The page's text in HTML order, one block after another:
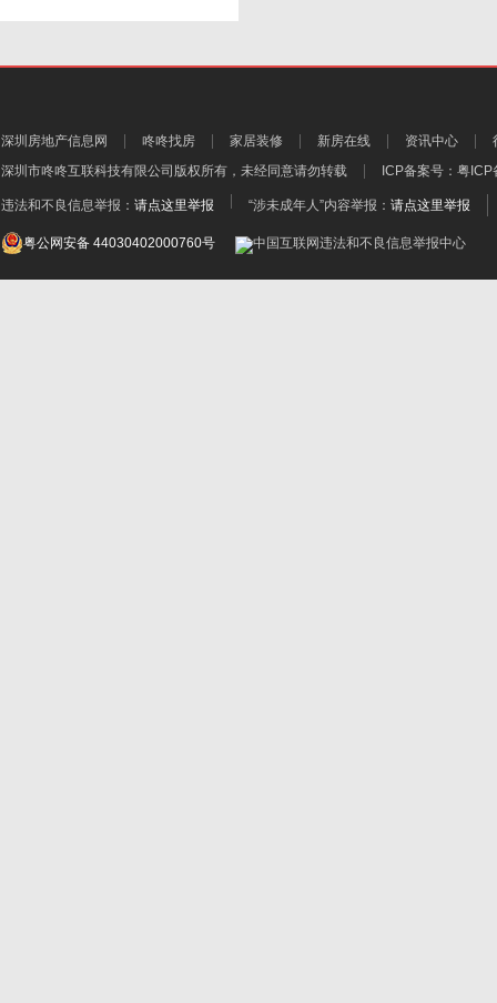
深圳房地产信息网 咚咚找房 家居装修 新房在线 资讯中心
深圳市咚咚互联科技有限公司 版权所有，未经同意请勿转载 ICP备案号： 粤ICP
违法和不良信息举报： 请点这里举报 “涉未成年人”内容举报： 请点这里举报
粤公网安备 44030402000760号